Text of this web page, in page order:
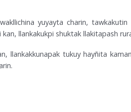
yuyayta charin,
llankakukpi shuktak llakitapash
llankakkunapak tukuy hayñita